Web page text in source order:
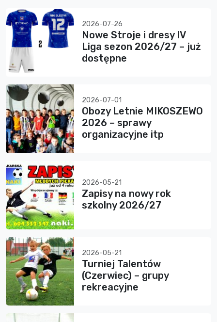
2026-07-26
Nowe Stroje i dresy IV
Liga sezon 2026/27 – już
dostępne
2026-07-01
Obozy Letnie MIKOSZEWO
2026 – sprawy
organizacyjne itp
2026-05-21
Zapisy na nowy rok
szkolny 2026/27
2026-05-21
Turniej Talentów
(Czerwiec) – grupy
rekreacyjne